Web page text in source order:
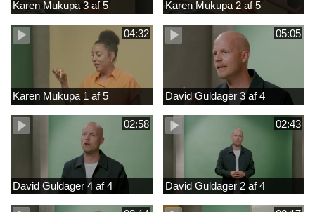
Karen Mukupa 3 af 5 Karen Mukupa 2 af 5
04:32
Karen Mukupa 1 af 5
05:05
David Guldager 3 af 4
02:58
David Guldager 4 af 4
02:43
David Guldager 2 af 4